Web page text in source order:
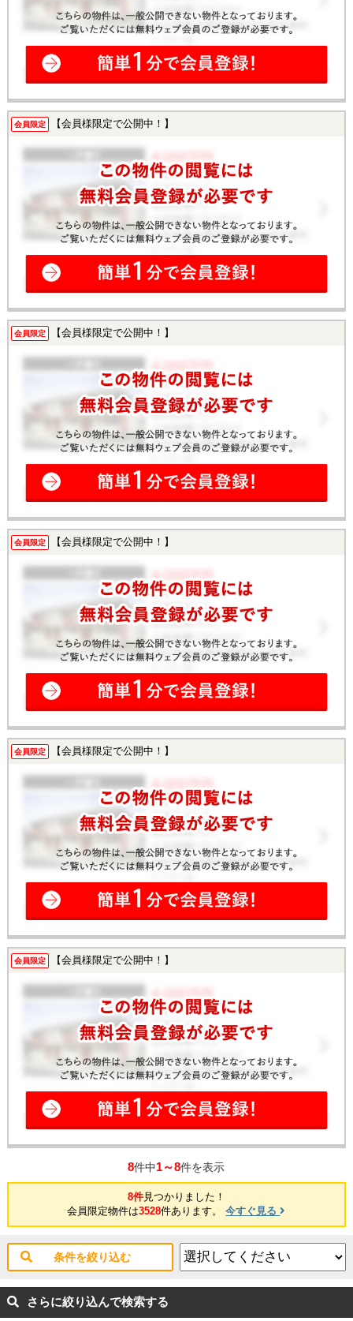
会員限定 【会員様限定で公開中！】
会員限定 【会員様限定で公開中！】
会員限定 【会員様限定で公開中！】
会員限定 【会員様限定で公開中！】
会員限定 【会員様限定で公開中！】
8件中1～8件を表示
8件見つかりました！
会員限定物件は3528件あります。今すぐ見る
条件を絞り込む
さらに絞り込んで検索する